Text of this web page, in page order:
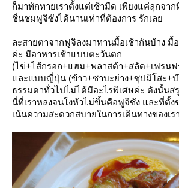
ก็มาทักทายเราตั้งแต่เช้ามืด เพียงแค่ลุกจา
ชื่นชมฟูจิซังได้นานเท่าที่ต้องการ รักเล
ละสายตาจากฟูจิลงมาทานมื้อเช้ากันบ้าง มื้
ค่ะ มีอาหารเช้าแบบตะวันตก
(ไข่+ไส้กรอก+แฮม+พลาสต้า+สลัด+เฟรน
ละแบบญี่ปุ่น (ข้าว+ซาบะย่าง+ซุปมิโสะ+บ๊
ธรรมดาทั่วไปไม่ได้มีอะไรพิเศษค่ะ ดังนั้นส
นี่ที่เราหลงจนโงหัวไม่ขึ้นคือฟูจิซัง และที่ตั้
เน้นความสะดวกสบายในการเดินทางของเร